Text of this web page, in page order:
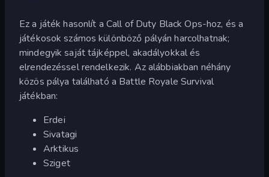
Ez a játék hasonlít a Call of Duty Black Ops-hoz, és a
játékosok számos különböző pályán harcolhatnak;
mindegyik saját tájképpel, akadályokkal és
elrendezéssel rendelkezik. Az alábbiakban néhány
közös pálya található a Battle Royale Survival
játékban:
Erdei
Sivatagi
Arktikus
Sziget